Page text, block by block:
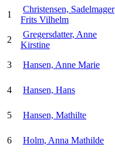
1
Christensen, Sadelmager
Frits Vilhelm
2
Gregersdatter, Anne
Kirstine
3 Hansen, Anne Marie
4 Hansen, Hans
5 Hansen, Mathilte
6 Holm, Anna Mathilde